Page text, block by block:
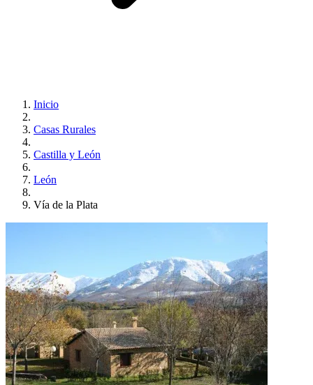
Inicio
Casas Rurales
Castilla y León
León
Vía de la Plata